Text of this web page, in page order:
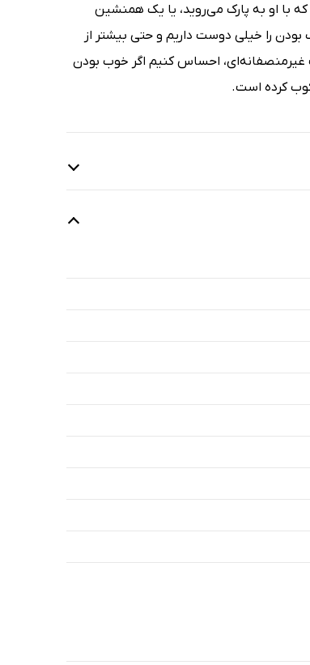
با او به پارک می‌روید، یا یک همنشین
را خیلی دوست داریم و حتی بیشتر از
احساس کنیم اگر خوب بودن
کرده است.